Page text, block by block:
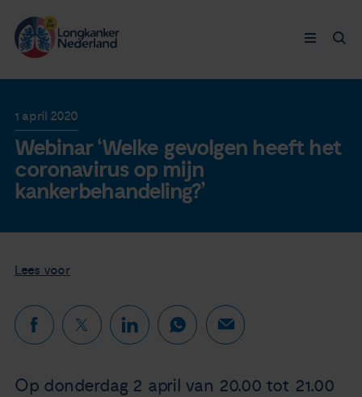
Doneer nu
Nieuws
Longkanker
Leven met
Ervaringen
1 april 2020
Webinar ‘Welke gevolgen heeft het
coronavirus op mijn
kankerbehandeling?’
Lees voor
Op donderdag 2 april van 20.00 tot 21.00